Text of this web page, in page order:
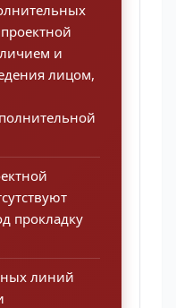
и
лицом,
прокладку
линий